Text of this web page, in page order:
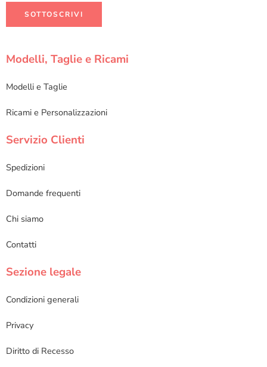
Modelli, Taglie e Ricami
Modelli e Taglie
Ricami e Personalizzazioni
Servizio Clienti
Spedizioni
Domande frequenti
Chi siamo
Contatti
Sezione legale
Condizioni generali
Privacy
Diritto di Recesso